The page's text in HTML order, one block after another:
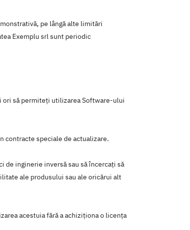
pe lângă alte limitări
Exemplu srl sunt periodic
ori să permiteți utilizarea Software-ului
contracte speciale de actualizare.
de inginerie inversă sau să încercați să
ale produsului sau ale oricărui alt
acestuia fără a achiziționa o licența